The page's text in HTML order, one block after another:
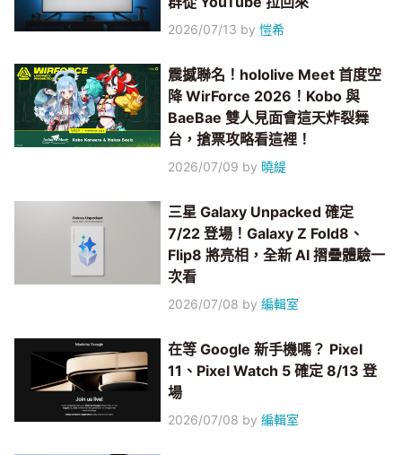
2026/07/13 by愷希
震撼聯名！hololive Meet 首度空
降 WirForce 2026！Kobo 與
BaeBae 雙人見面會這天炸裂舞
台，搶票攻略看這裡！
2026/07/09 by 曉緹
三星 Galaxy Unpacked 確定
7/22 登場！Galaxy Z Fold8、
Flip8 將亮相，全新 AI 摺疊體驗一
次看
2026/07/08 by編輯室
在等 Google 新手機嗎？ Pixel
11、Pixel Watch 5 確定 8/13 登
場
2026/07/08 by編輯室